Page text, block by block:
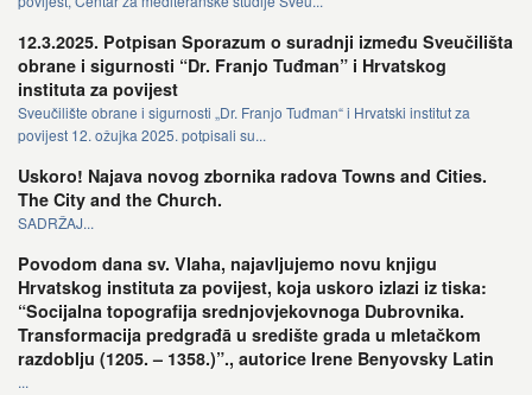
12.3.2025. Potpisan Sporazum o suradnji između Sveučilišta
obrane i sigurnosti “Dr. Franjo Tuđman” i Hrvatskog
instituta za povijest
Sveučilište obrane i sigurnosti „Dr. Franjo Tuđman“ i Hrvatski institut za
povijest 12. ožujka 2025. potpisali su...
Uskoro! Najava novog zbornika radova Towns and Cities.
The City and the Church.
SADRŽAJ...
Povodom dana sv. Vlaha, najavljujemo novu knjigu
Hrvatskog instituta za povijest, koja uskoro izlazi iz tiska:
“Socijalna topografija srednjovjekovnoga Dubrovnika.
Transformacija predgrađā u središte grada u mletačkom
razdoblju (1205. – 1358.)”., autorice Irene Benyovsky Latin
...